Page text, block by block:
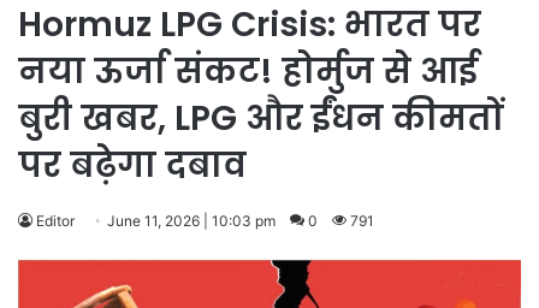
Hormuz LPG Crisis: भारत पर
नया ऊर्जा संकट! होर्मुज से आई
बुरी खबर, LPG और ईंधन कीमतों
पर बढ़ेगा दबाव
Editor June 11, 2026 | 10:03 pm 0 791